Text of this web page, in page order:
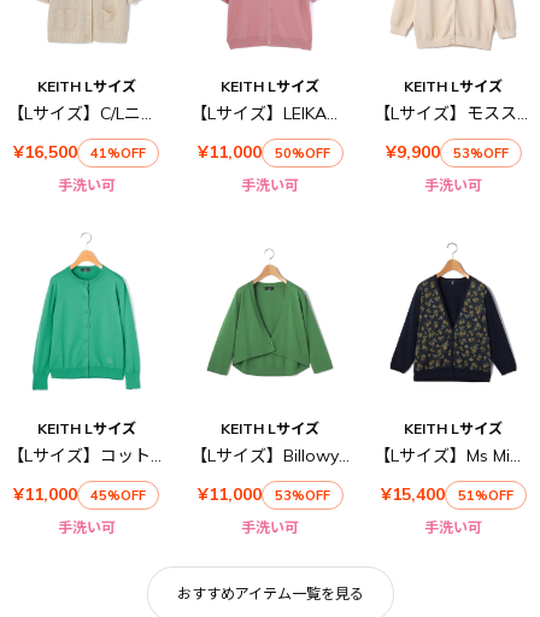
KEITH Lサイズ
【Lサイズ】C/Lニットカーディガン
¥16,500
41%OFF
手洗い可
KEITH Lサイズ
【Lサイズ】LEIKAニット
¥11,000
50%OFF
手洗い可
KEITH Lサイズ
【Lサイズ】モスステッチニットカーディガン
¥9,900
53%OFF
手洗い可
KEITH Lサイズ
【Lサイズ】コットンハイゲージニット
¥11,000
45%OFF
手洗い可
KEITH Lサイズ
【Lサイズ】Billowyカーディガン
¥11,000
53%OFF
手洗い可
KEITH Lサイズ
【Lサイズ】Ms Mimosa Liberty Print Cardigan
¥15,400
51%OFF
手洗い可
おすすめアイテム一覧を見る